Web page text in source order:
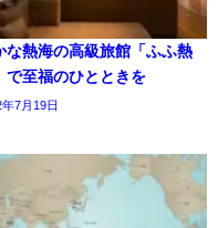
な熱海の高級旅館「ふふ熱
で至福のひとときを
7月19日